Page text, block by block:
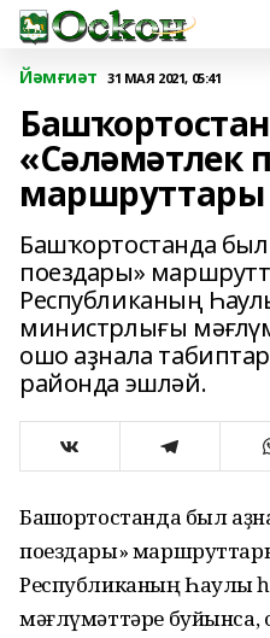
Йәмғиәт 31 МАЯ 2021, 05:41
«Сәләмәтлек
Башҡортостанда
поездары»
Республиканың
министрлығы
ошо аҙнала
районда эшләй.
Башҡортостанда был
поездары»
Республиканың Һаулыҡ
мәғлүмәттәре буйынса,